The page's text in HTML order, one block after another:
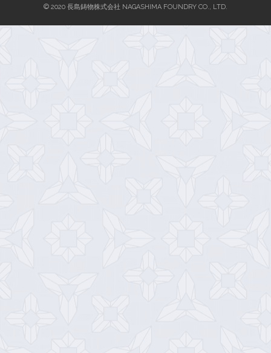
© 2020 長島鋳物株式会社 NAGASHIMA FOUNDRY CO., LTD.